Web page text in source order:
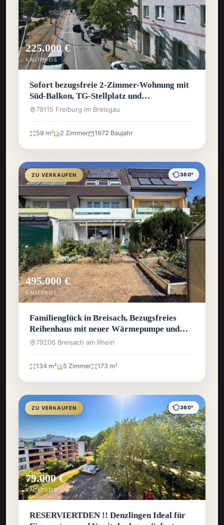
225.000 €
KAUFPREIS
Sofort bezugsfreie 2-Zimmer-Wohnung mit
Süd-Balkon, TG-Stellplatz und
Wochenmarkt vor der Haustür
79115 Freiburg im Breisgau
59 m² 2 Zimmer 1972 Baujahr
ZU VERKAUFEN 360°
495.000 €
KAUFPREIS
Familienglück in Breisach, Bezugsfreies
Reihenhaus mit neuer Wärmepumpe und
sonnigem Westgarten
79206 Breisach am Rhein
134 m² 5 Zimmer 173 m²
ZU VERKAUFEN 360°
79.000 €
KAUFPREIS
RESERVIERTDEN !! Denzlingen Ideal für